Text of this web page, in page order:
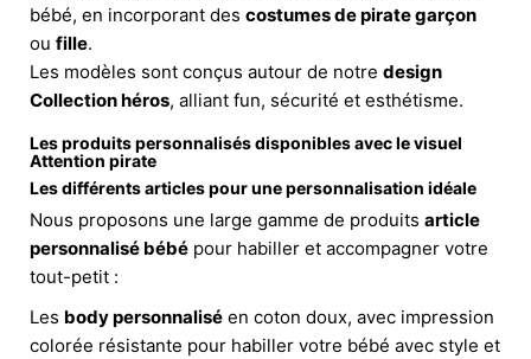
bébé, en incorporant des costumes de pirate garçon
ou fille.
Les modèles sont conçus autour de notre design
Collection héros, alliant fun, sécurité et esthétisme.
Les produits personnalisés disponibles avec le visuel
Attention pirate
Les différents articles pour une personnalisation idéale
Nous proposons une large gamme de produits article
personnalisé bébé pour habiller et accompagner votre
tout-petit :
Les body personnalisé en coton doux, avec impression
colorée résistante pour habiller votre bébé avec style et